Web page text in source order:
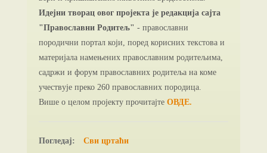
Идејни творац овог пројекта је редакција сајта
"Православни Родитељ" - православни
породични портал који, поред корисних текстова и
материјала намењених православним родитељима,
садржи и форум православних родитеља на коме
учествује преко 260 православних породица.
Више о целом пројекту прочитајте ОВДЕ.
Погледај: Сви цртаћи